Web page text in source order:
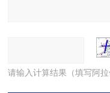
请输入计算结果（填写阿